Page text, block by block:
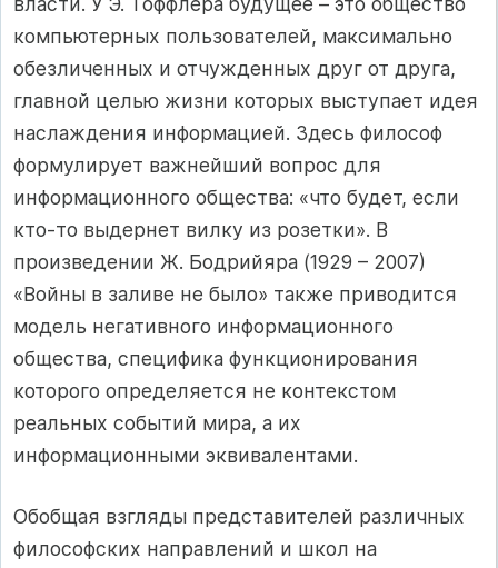
компьютерных пользователей, максимально
обезличенных и отчужденных друг от друга,
главной целью жизни которых выступает идея
наслаждения информацией. Здесь философ
формулирует важнейший вопрос для
информационного общества: «что будет, если
кто-то выдернет вилку из розетки». В
произведении Ж. Бодрийяра (1929 – 2007)
«Войны в заливе не было» также приводится
модель негативного информационного
общества, специфика функционирования
которого определяется не контекстом
реальных событий мира, а их
информационными эквивалентами.
Обобщая взгляды представителей различных
философских направлений и школ на